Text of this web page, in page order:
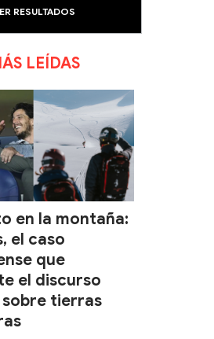
RESULTADOS
LEÍDAS
en la montaña:
el caso
que
el discurso
tierras